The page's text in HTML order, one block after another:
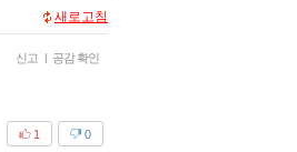
새로고침
신고 | 공감 확인
0
1